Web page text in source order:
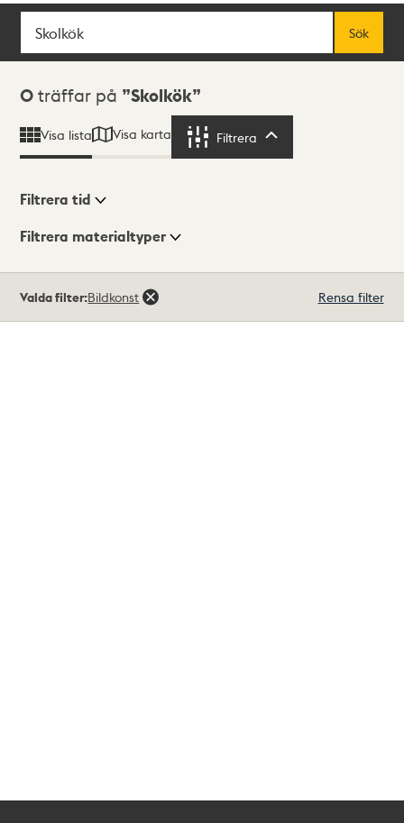
Sök
Sök
Sökresultat
0 träffar på Skolkök
Visa lista Visa karta Filtrera
Visningsläge
Filtrera tid
Filtrera materialtyper
träffar
Valda filter:Bildkonst Rensa filter